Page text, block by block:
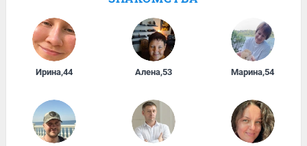
Ирина,44 Алена,53 Марина,54